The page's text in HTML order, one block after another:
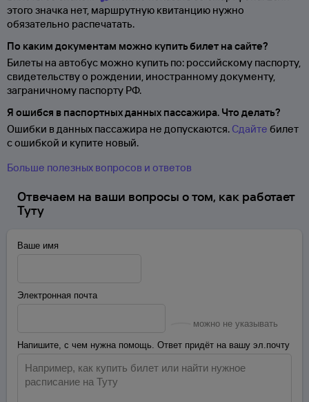
этого значка нет, маршрутную квитанцию нужно
обязательно распечатать.
По каким документам можно купить билет на сайте?
Билеты на автобус можно купить по: российскому паспорту,
свидетельству о рождении, иностранному документу,
заграничному паспорту РФ.
Я ошибся в паспортных данных пассажира. Что делать?
Ошибки в данных пассажира не допускаются. Сдайте билет
с ошибкой и купите новый.
Больше полезных вопросов и ответов
Отвечаем на ваши вопросы о том, как работает
Туту
Ваше имя
Электронная почта
можно не указывать
Напишите, с чем нужна помощь. Ответ придёт на вашу эл.почту